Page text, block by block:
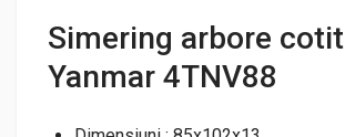
Simering arbore cotit
Yanmar 4TNV88